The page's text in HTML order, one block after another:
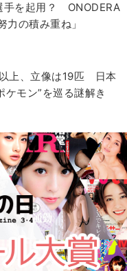
手を起用？ ONODERA
力の積み重ね」
上、立像は19匹 日本
ケモン”を巡る謎解き